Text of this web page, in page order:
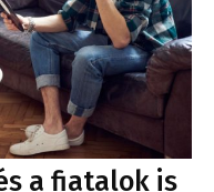
a fiatalok is